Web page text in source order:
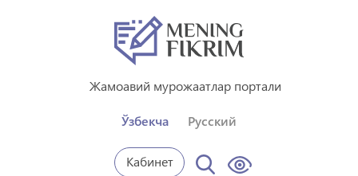
Жамоавий мурожаатлар портали
Ўзбекча Русский
Кабинет